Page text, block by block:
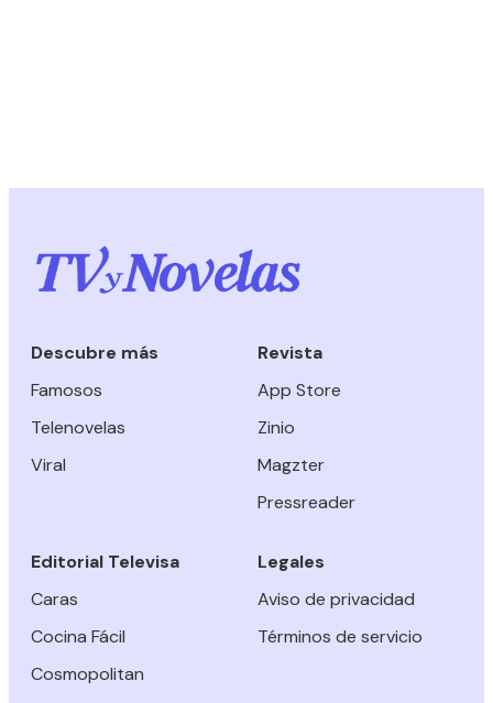
Descubre más
Famosos
Telenovelas
Viral
Revista
App Store
Zinio
Magzter
Pressreader
Editorial Televisa
Caras
Cocina Fácil
Cosmopolitan
Legales
Aviso de privacidad
Términos de servicio